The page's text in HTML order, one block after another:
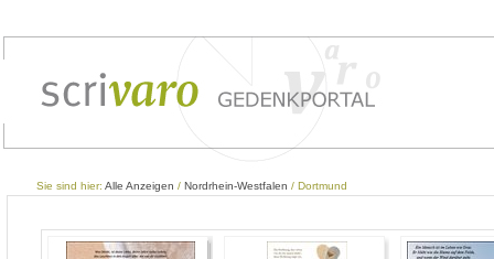
Sie sind hier: Alle Anzeigen / Nordrhein-Westfalen / Dortmund